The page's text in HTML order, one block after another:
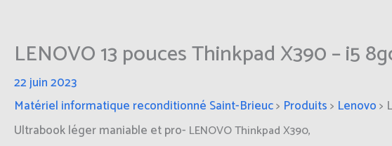
LENOVO 13 pouces Thinkpad X390 – i5
22 juin 2023
Matériel informatique reconditionné Saint-Brieuc> Produits> Lenovo>
Ultrabook léger maniable et pro- LENOVO Thinkpad X390,